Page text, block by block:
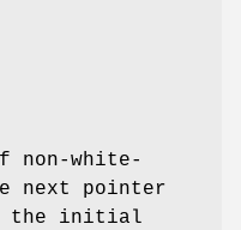
non-white-
next pointer
the initial